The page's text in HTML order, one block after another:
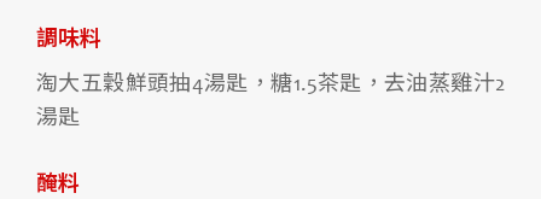
調味料
淘大五穀鮮頭抽4湯匙，糖1.5茶匙，去油蒸雞汁2
湯匙
醃料